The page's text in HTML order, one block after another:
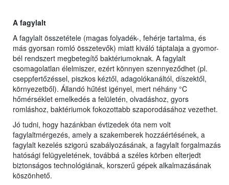
A fagylalt
A fagylalt összetétele (magas folyadék-, fehérje tartalma, és
más gyorsan romló összetevők) miatt kiváló táptalaja a gyomor-
bél rendszert megbetegítő baktériumoknak. A fagylalt
csomagolatlan élelmiszer, ezért könnyen szennyeződhet (pl.
cseppfertőzéssel, piszkos kéztől, adagolókanáltól, díszektől,
környezetből). Állandó hűtést igényel, mert néhány °C
hőmérséklet emelkedés a felületén, olvadáshoz, gyors
romláshoz, baktériumok fokozottabb szaporodásához vezethet.
Jó tudni, hogy hazánkban évtizedek óta nem volt
fagylaltmérgezés, amely a szakemberek hozzáértésének, a
fagylalt kezelés szigorú szabályozásának, a fagylalt forgalmazás
hatósági felügyeletének, továbbá a széles körben elterjedt
biztonságos technológiának, korszerű gépek alkalmazásának
köszönhető.